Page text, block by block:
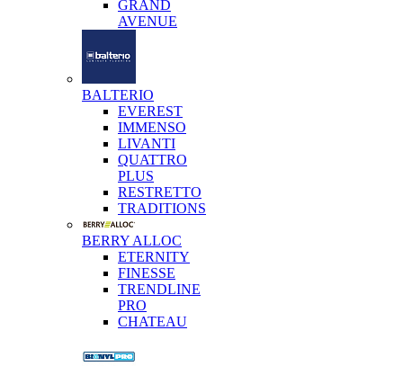
GRAND
AVENUE
BALTERIO
EVEREST
IMMENSO
LIVANTI
QUATTRO
PLUS
RESTRETTO
TRADITIONS
BERRY ALLOC
ETERNITY
FINESSE
TRENDLINE
PRO
CHATEAU